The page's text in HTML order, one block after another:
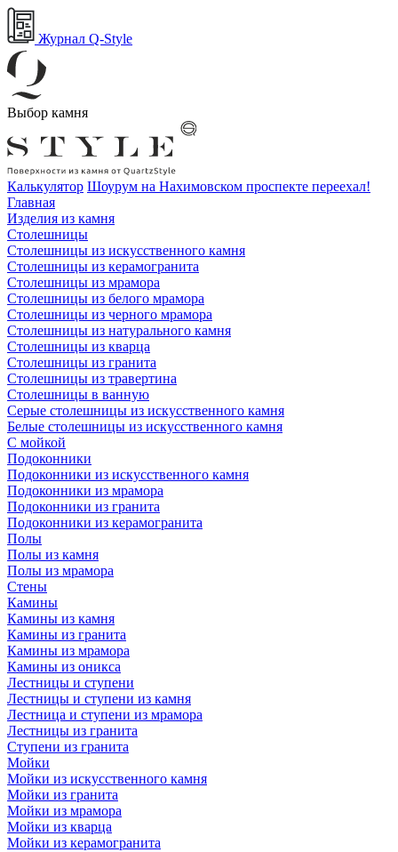
Журнал Q-Style
Выбор камня
Калькулятор Шоурум на Нахимовском проспекте переехал!
Главная
Изделия из камня
Столешницы
Столешницы из искусственного камня
Столешницы из керамогранита
Столешницы из мрамора
Столешницы из белого мрамора
Столешницы из черного мрамора
Столешницы из натурального камня
Столешницы из кварца
Столешницы из гранита
Столешницы из травертина
Столешницы в ванную
Серые столешницы из искусственного камня
Белые столешницы из искусственного камня
С мойкой
Подоконники
Подоконники из искусственного камня
Подоконники из мрамора
Подоконники из гранита
Подоконники из керамогранита
Полы
Полы из камня
Полы из мрамора
Стены
Камины
Камины из камня
Камины из гранита
Камины из мрамора
Камины из оникса
Лестницы и ступени
Лестницы и ступени из камня
Лестница и ступени из мрамора
Лестницы из гранита
Ступени из гранита
Мойки
Мойки из искусственного камня
Мойки из гранита
Мойки из мрамора
Мойки из кварца
Мойки из керамогранита